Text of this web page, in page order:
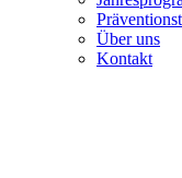
Über uns
Kontakt